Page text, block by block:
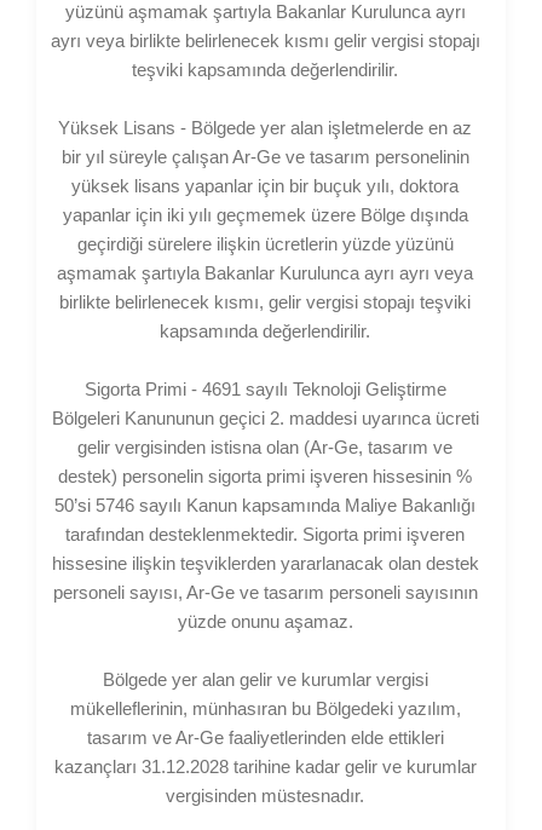
yüzünü aşmamak şartıyla Bakanlar Kurulunca ayrı
ayrı veya birlikte belirlenecek kısmı gelir vergisi stopajı
teşviki kapsamında değerlendirilir.
Yüksek Lisans - Bölgede yer alan işletmelerde en az
bir yıl süreyle çalışan Ar-Ge ve tasarım personelinin
yüksek lisans yapanlar için bir buçuk yılı, doktora
yapanlar için iki yılı geçmemek üzere Bölge dışında
geçirdiği sürelere ilişkin ücretlerin yüzde yüzünü
aşmamak şartıyla Bakanlar Kurulunca ayrı ayrı veya
birlikte belirlenecek kısmı, gelir vergisi stopajı teşviki
kapsamında değerlendirilir.
Sigorta Primi - 4691 sayılı Teknoloji Geliştirme
Bölgeleri Kanununun geçici 2. maddesi uyarınca ücreti
gelir vergisinden istisna olan (Ar-Ge, tasarım ve
destek) personelin sigorta primi işveren hissesinin %
50’si 5746 sayılı Kanun kapsamında Maliye Bakanlığı
tarafından desteklenmektedir. Sigorta primi işveren
hissesine ilişkin teşviklerden yararlanacak olan destek
personeli sayısı, Ar-Ge ve tasarım personeli sayısının
yüzde onunu aşamaz.
Bölgede yer alan gelir ve kurumlar vergisi
mükelleflerinin, münhasıran bu Bölgedeki yazılım,
tasarım ve Ar-Ge faaliyetlerinden elde ettikleri
kazançları 31.12.2028 tarihine kadar gelir ve kurumlar
vergisinden müstesnadır.